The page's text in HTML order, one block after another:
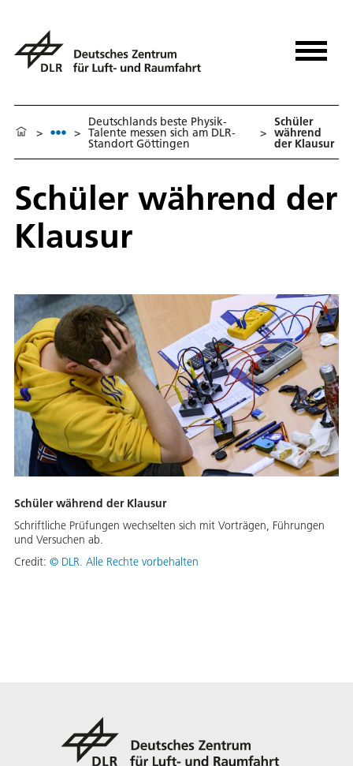
> >
Deutschlands beste Physik-
Talente messen sich am DLR-
Standort Göttingen
>
Schüler
während
der Klausur
Schüler während der
Klausur
Schüler während der Klausur
Schriftliche Prüfungen wechselten sich mit Vorträgen, Führungen
und Versuchen ab.
Credit: © DLR. Alle Rechte vorbehalten